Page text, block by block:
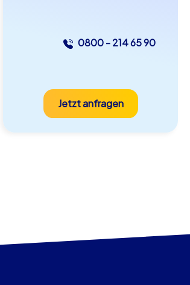
0800 - 214 65 90
Jetzt anfragen